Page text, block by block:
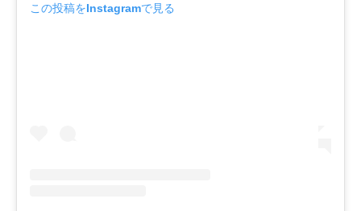
この投稿をInstagramで見る